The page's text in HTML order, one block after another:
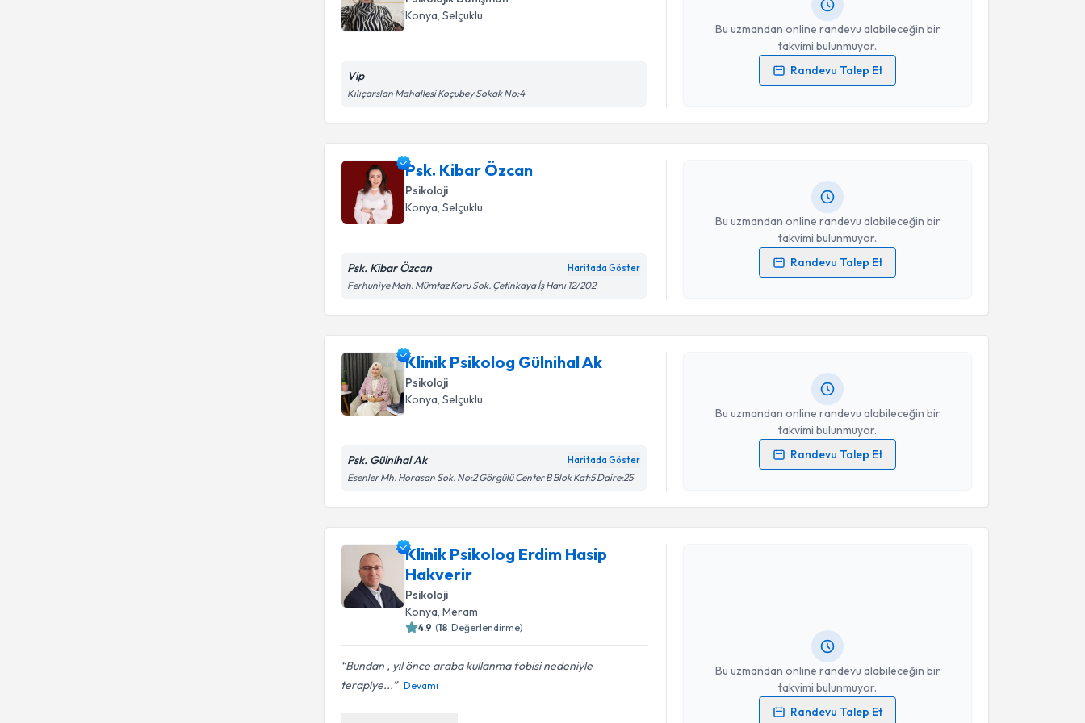
Konya, Selçuklu
Vip
Kılıçarslan Mahallesi Koçubey Sokak No:4
Bu uzmandan online randevu alabileceğin bir
takvimi bulunmuyor.
Randevu Talep Et
Kişisel verilerimin işlenmesine ilişkinAydınlatma Metni
işlenmesini kabul ediyorum.
Psk. Kibar Özcan
Psikoloji
Konya, Selçuklu
Psk. Kibar Özcan Haritada Göster
Ferhuniye Mah. Mümtaz Koru Sok. Çetinkaya İş Hanı 12/202
Bu uzmandan online randevu alabileceğin bir
takvimi bulunmuyor.
Randevu Talep Et
Randevu Takvimi Talebi
Kişisel verilerimin işlenmesine ilişkinAydınlatma Metni
işlenmesini kabul ediyorum.
Klinik Psikolog Gülnihal Ak
Psikoloji
Konya, Selçuklu
Psk. Gülnihal Ak Haritada Göster
Esenler Mh. Horasan Sok. No:2 Görgülü Center B Blok Kat:5 Daire:25
Bu uzmandan online randevu alabileceğin bir
takvimi bulunmuyor.
Randevu Talep Et
Randevu Takvimi Talebi
Kişisel verilerimin işlenmesine ilişkinAydınlatma Metni
işlenmesini kabul ediyorum.
Klinik Psikolog Erdim Hasip
Hakverir
Psikoloji
Konya, Meram
4.9 (18 Değerlendirme)
Bundan , yıl önce araba kullanma fobisi nedeniyle
terapiye...
Devamı
Bu uzmandan online randevu alabileceğin bir
takvimi bulunmuyor.
Randevu Talep Et
Randevu Takvimi Talebi